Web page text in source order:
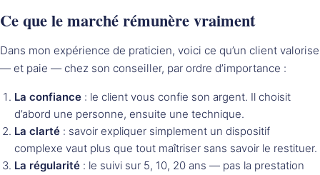
Ce que le marché rémunère vraiment
Dans mon expérience de praticien, voici ce qu’un client valorise
— et paie — chez son conseiller, par ordre d’importance :
La confiance : le client vous confie son argent. Il choisit
d’abord une personne, ensuite une technique.
La clarté : savoir expliquer simplement un dispositif
complexe vaut plus que tout maîtriser sans savoir le restituer.
La régularité : le suivi sur 5, 10, 20 ans — pas la prestation